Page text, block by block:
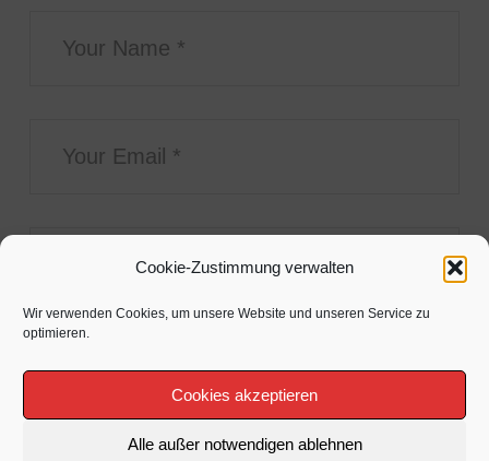
Cookie-Zustimmung verwalten
Wir verwenden Cookies, um unsere Website und unseren Service zu
optimieren.
Cookies akzeptieren
Alle außer notwendigen ablehnen